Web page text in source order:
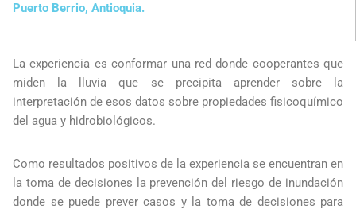
Puerto Berrio, Antioquia.
La experiencia es conformar una red donde cooperantes que
miden la lluvia que se precipita aprender sobre la
interpretación de esos datos sobre propiedades fisicoquímico
del agua y hidrobiológicos.
Como resultados positivos de la experiencia se encuentran en
la toma de decisiones la prevención del riesgo de inundación
donde se puede prever casos y la toma de decisiones para